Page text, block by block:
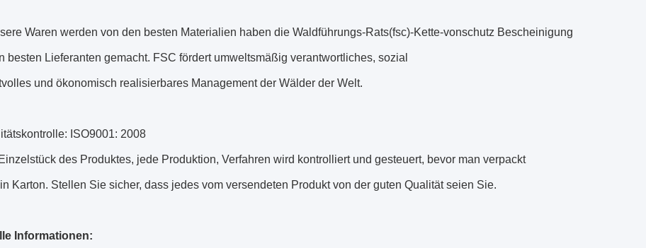
Waren werden von den besten Materialien haben die Waldführungs-Rats(fsc)-Kette-vonschutz Bescheinigung
besten Lieferanten gemacht. FSC fördert umweltsmäßig verantwortliches, sozial
und ökonomisch realisierbares Management der Wälder der Welt.
ISO9001: 2008
des Produktes, jede Produktion, Verfahren wird kontrolliert und gesteuert, bevor man verpackt
Karton. Stellen Sie sicher, dass jedes vom versendeten Produkt von der guten Qualität seien Sie.
Informationen: